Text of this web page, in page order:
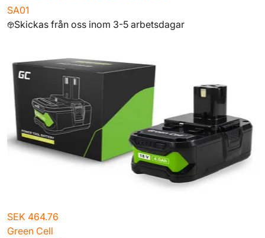
SA01
Skickas från oss inom 3-5 arbetsdagar
SEK 464.76
Green Cell